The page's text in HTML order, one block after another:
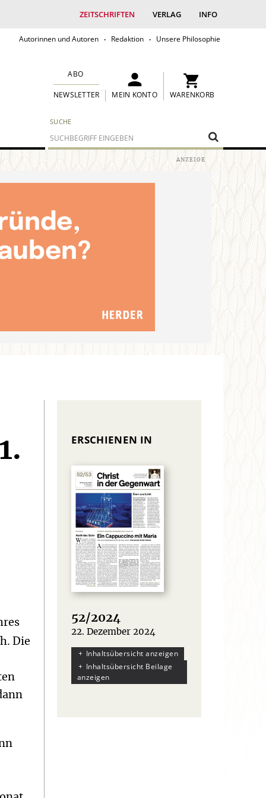
ZEITSCHRIFTEN VERLAG INFO
Autorinnen und Autoren Redaktion Unsere Philosophie
SUCHE
ABO
NEWSLETTER MEIN KONTO WARENKORB
Die
ERSCHIENEN IN
52/2024
:
22. Dezember 2024
Inhaltsübersicht anzeigen
Inhaltsübersicht Beilage
anzeigen